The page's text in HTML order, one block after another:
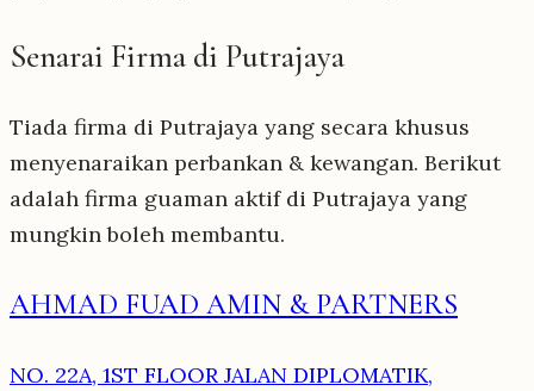
Senarai Firma di Putrajaya
Tiada firma di Putrajaya yang secara khusus
menyenaraikan perbankan & kewangan. Berikut
adalah firma guaman aktif di Putrajaya yang
mungkin boleh membantu.
AHMAD FUAD AMIN & PARTNERS
NO. 22A, 1ST FLOOR JALAN DIPLOMATIK,